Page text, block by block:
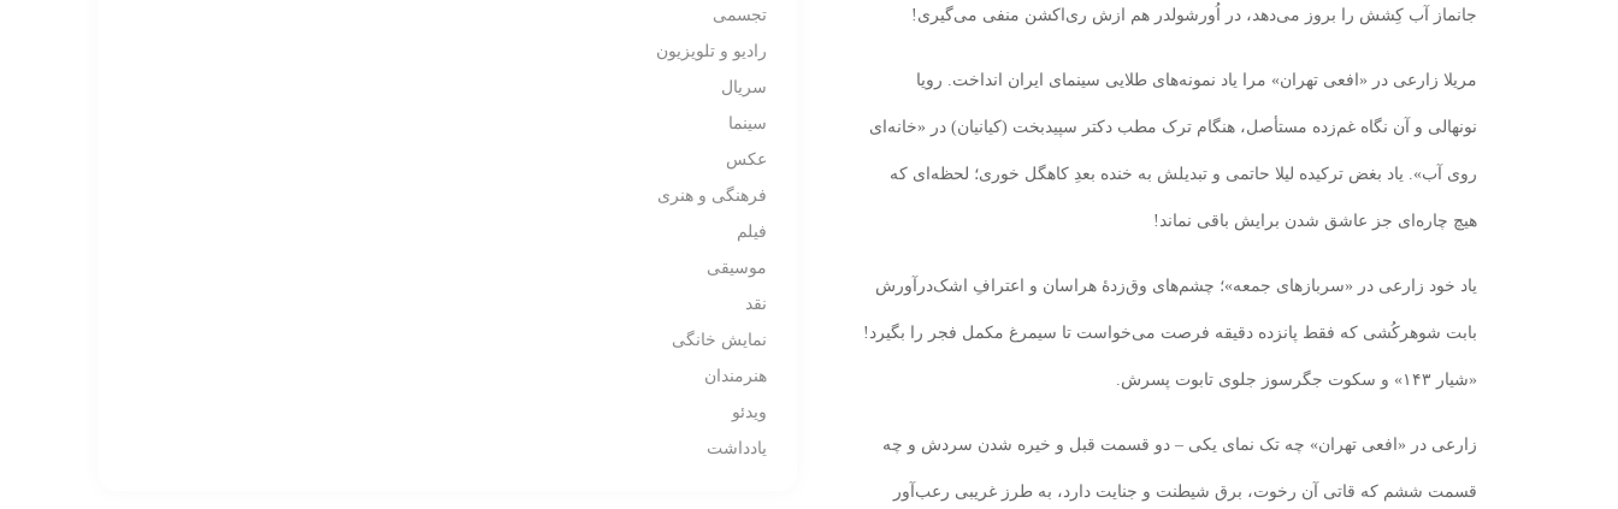
جانماز آب کِشش را بروز می‌دهد، در اُورشولدر هم ازش ری‌اکشن منفی می‌گیری!
مریلا زارعی در «افعی تهران» مرا یاد نمونه‌های طلایی سینمای ایران انداخت. رویا
نونهالی و آن نگاه غم‌زده مستأصل، هنگام ترک مطب دکتر سپید‌بخت (کیانیان) در «خانه‌ای
روی آب». یاد بغض ترکیده لیلا حاتمی و تبدیلش به خنده بعدِ کاهگل خوری؛ لحظه‌ای که
هیچ چاره‌ای جز عاشق شدن برایش باقی نماند!
یاد خود زارعی در «سربازهای جمعه»؛ چشم‌های وق‌زدۀ هراسان و اعترافِ اشک‌درآورش
بابت شوهرکُشی که فقط پانزده دقیقه فرصت می‌خواست تا سیمرغ مکمل فجر را بگیرد!
«شیار ۱۴۳» و سکوت جگرسوز جلوی تابوت پسرش.
زارعی در «افعی تهران» چه تک نمای یکی‌ – دو قسمت قبل و خیره شدن سردش و چه
قسمت ششم که قاتی آن رخوت، برق شیطنت و جنایت دارد، به طرز غریبی رعب‌آور
تجسمی
رادیو و تلویزیون
سریال
سینما
عکس
فرهنگی و هنری
فیلم
موسیقی
نقد
نمایش خانگی
هنرمندان
ویدئو
یادداشت